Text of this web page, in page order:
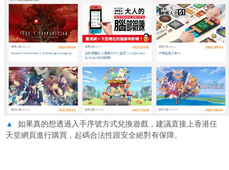
▲
如果真的想透過入手序號方式兌換遊戲，建議直接上香港任
天堂網頁進行購買，起碼合法性跟安全絕對有保障。